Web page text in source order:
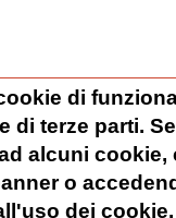
di
di terze parti.
alcuni
o
dei cookie.